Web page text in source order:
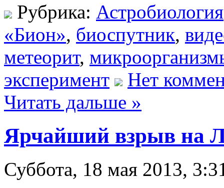
Рубрика: Астробиология
«Бион», биоспутник,
метеорит,
эксперимент
Нет
Читать дальше »
Ярчайший взрыв на
Суббота, 18 мая 2013,